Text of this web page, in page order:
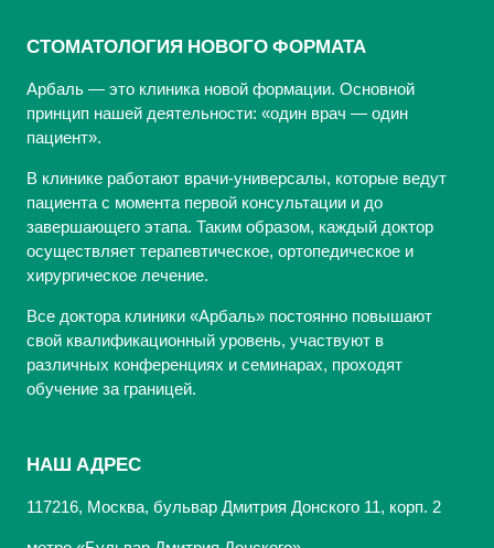
СТОМАТОЛОГИЯ НОВОГО ФОРМАТА
Арбаль — это клиника новой формации. Основной
принцип нашей деятельности: «один врач — один
пациент».
В клинике работают врачи-универсалы, которые ведут
пациента с момента первой консультации и до
завершающего этапа. Таким образом, каждый доктор
осуществляет терапевтическое, ортопедическое и
хирургическое лечение.
Все доктора клиники «Арбаль» постоянно повышают
свой квалификационный уровень, участвуют в
различных конференциях и семинарах, проходят
обучение за границей.
НАШ АДРЕС
117216, Москва, бульвар Дмитрия Донского 11, корп. 2